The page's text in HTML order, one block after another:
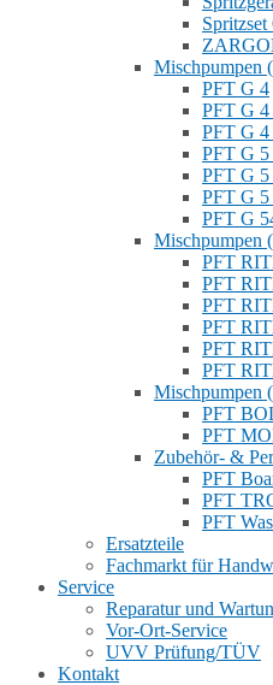
Spritzset
Mischpumpen
PFT G 4
PFT G
PFT G
PFT G 5
PFT G 5
PFT G 5
PFT G
Mischpumpen
PFT
PFT
PFT
PFT
PFT
PFT
Mischpumpen
PFT
PFT
Zubehör- &
PFT
PFT
PFT
Ersatzteile
Fachmarkt für
Service
Reparatur und
Vor-Ort-Service
UVV Prüfung/TÜV
Kontakt